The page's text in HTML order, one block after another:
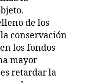
de los
conservación
los fondos
mayor
retardar la